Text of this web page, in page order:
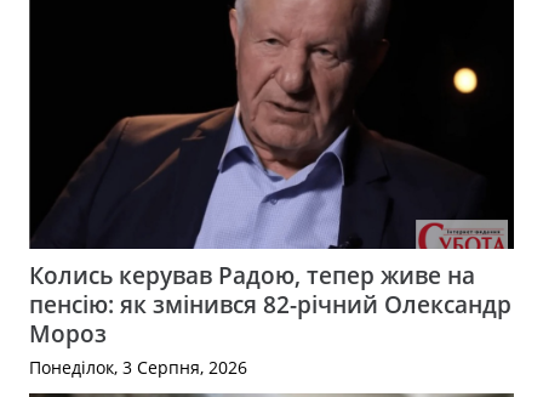
Колись керував Радою, тепер живе на
пенсію: як змінився 82-річний Олександр
Мороз
Понеділок, 3 Серпня, 2026